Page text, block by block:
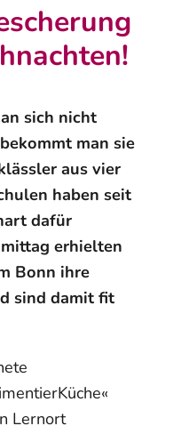
sich nicht
man sie
aus vier
haben seit
dafür
erhielten
Bonn ihre
sind damit fit
Lernort